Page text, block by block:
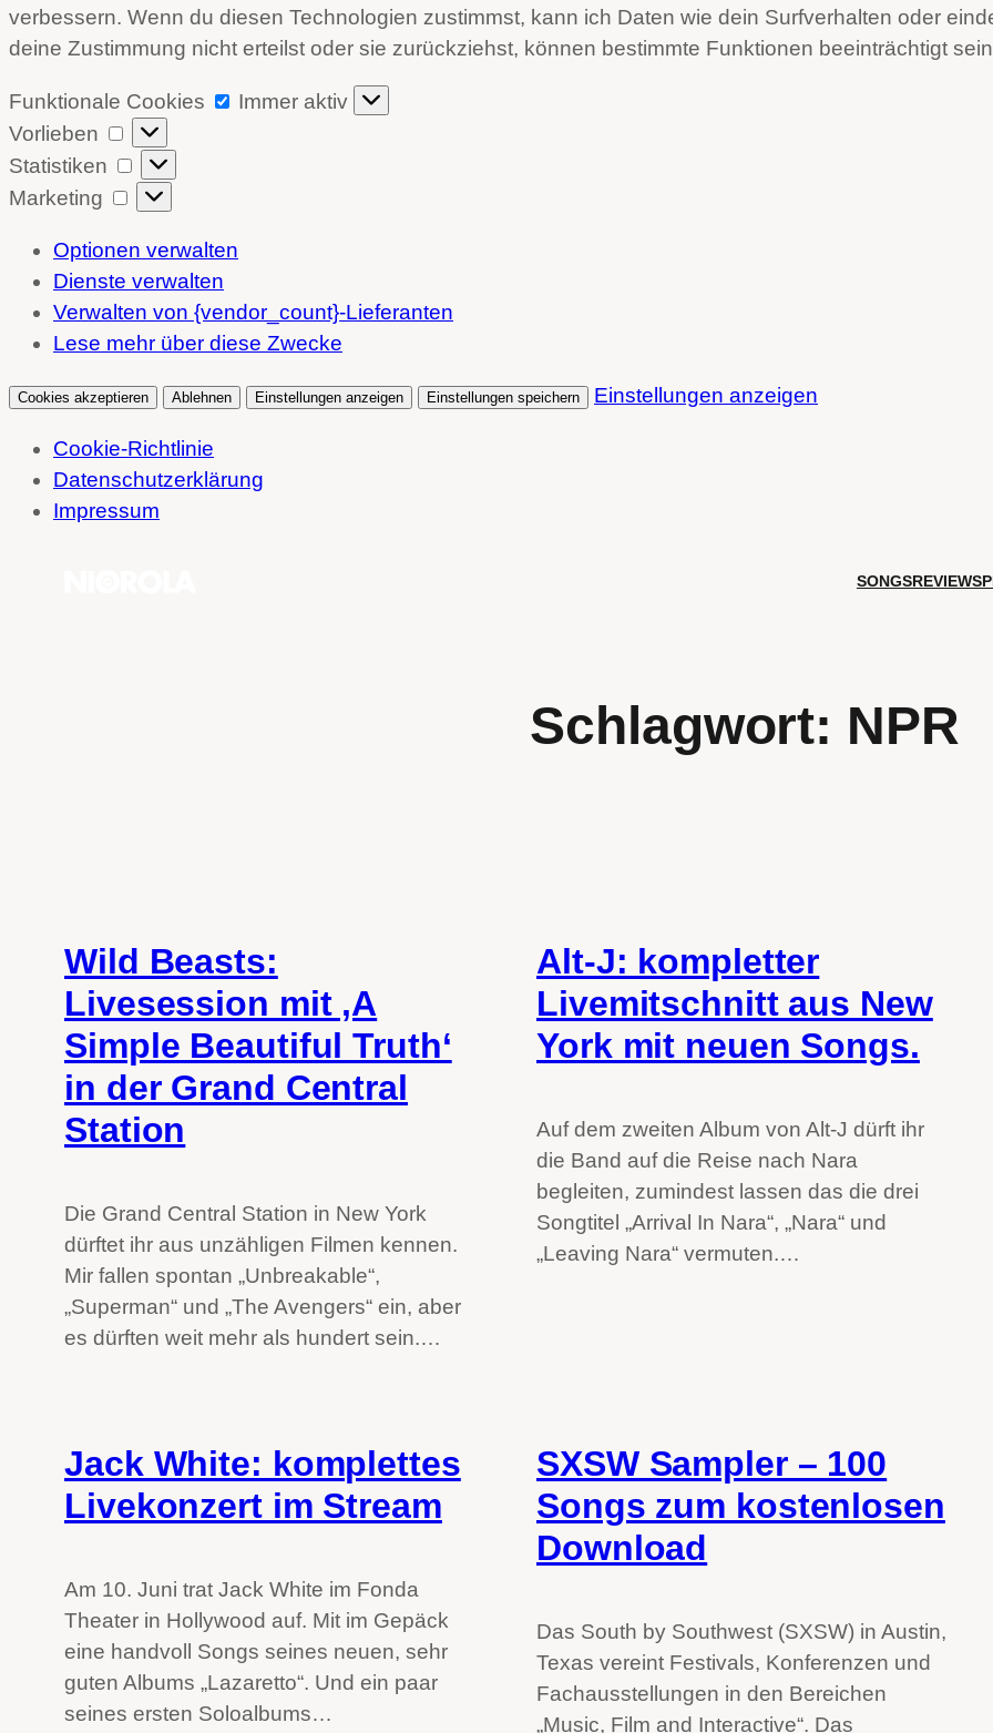
verbessern. Wenn du diesen Technologien zustimmst, kann ich Daten wie dein Surfverhalten oder
deine Zustimmung nicht erteilst oder sie zurückziehst, können bestimmte Funktionen beeinträchtigt
Funktionale Cookies
Funktionale
Immer aktiv
Vorlieben
Vorlieben
Statistiken
Statistiken
Marketing
Marketing
Optionen verwalten
Dienste verwalten
Verwalten von {vendor_count}-Lieferanten
Lese mehr über diese Zwecke
Cookies akzeptieren Ablehnen Einstellungen anzeigen Einstellungen speichern Einstellungen anzeigen
Cookie-Richtlinie
Datenschutzerklärung
Impressum
SONGSREVIEWS
Schlagwort: NPR
Wild Beasts:
Livesession mit ‚A
Simple Beautiful Truth‘
in der Grand Central
Station
Die Grand Central Station in New York
dürftet ihr aus unzähligen Filmen kennen.
Mir fallen spontan „Unbreakable“,
„Superman“ und „The Avengers“ ein, aber
es dürften weit mehr als hundert sein.…
Alt-J: kompletter
Livemitschnitt aus New
York mit neuen Songs.
Auf dem zweiten Album von Alt-J dürft ihr
die Band auf die Reise nach Nara
begleiten, zumindest lassen das die drei
Songtitel „Arrival In Nara“, „Nara“ und
„Leaving Nara“ vermuten.…
Jack White: komplettes
Livekonzert im Stream
Am 10. Juni trat Jack White im Fonda
Theater in Hollywood auf. Mit im Gepäck
eine handvoll Songs seines neuen, sehr
guten Albums „Lazaretto“. Und ein paar
seines ersten Soloalbums…
SXSW Sampler – 100
Songs zum kostenlosen
Download
Das South by Southwest (SXSW) in Austin,
Texas vereint Festivals, Konferenzen und
Fachausstellungen in den Bereichen
„Music, Film and Interactive“. Das